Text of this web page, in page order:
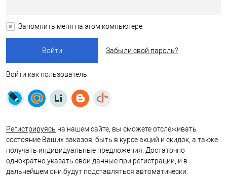
Запомнить меня на этом компьютере
Забыли свой пароль?
Войти как пользователь
Регистрируясь на нашем сайте, вы сможете отслеживать
состояние Ваших заказов, быть в курсе акций и скидок, а также
получать индивидуальные предложения. Достаточно
однократно указать свои данные при регистрации, и в
дальнейшем они будут подставляться автоматически.